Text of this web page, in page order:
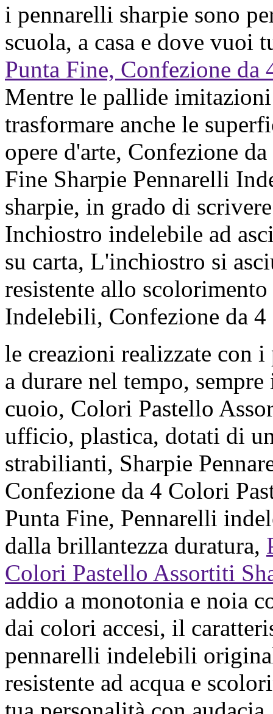
i pennarelli sharpie sono
scuola, a casa e dove vuoi
Punta Fine, Confezione
Mentre le pallide
trasformare anche le
opere d'arte, Confezione
Fine Sharpie Pennarelli
sharpie, in grado di
Inchiostro indelebile ad
su carta, L'inchiostro si
resistente allo
Indelebili, Confezione da 4
le creazioni realizzate con
a durare nel tempo,
cuoio, Colori Pastello
ufficio, plastica, dotati di
strabilianti, Sharpie
Confezione da 4 Colori
Punta Fine, Pennarelli
dalla brillantezza duratura,
Colori Pastello Assortiti
addio a monotonia e noia
dai colori accesi, il
pennarelli indelebili
resistente ad acqua e